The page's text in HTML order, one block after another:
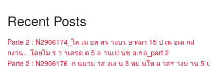
Recent Posts
Parte 2 : N2906174_ไล เม ยท สร างบร ษ ทมา 15 ป เพ อเด กฝ
กงาน…โดยไม ร ว าเครด ต 5 ล านเป นช อเธอ_part 2
Parte 2 : N2906176_ก นมาม าส งเง น 3 หม นให ผ วสร างบ าน 5 ป